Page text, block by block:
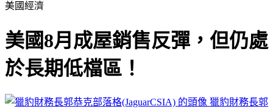
美國經濟
美國8月成屋銷售反彈，但仍處
於長期低檔區！
獵豹財務長郭